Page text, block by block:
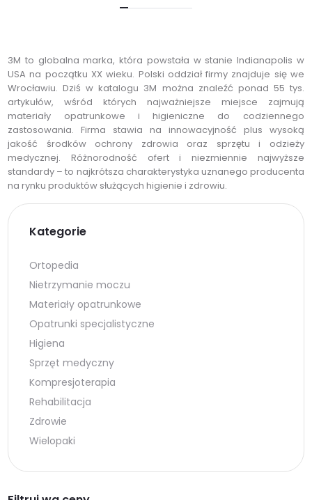
3M to globalna marka, która powstała w stanie Indianapolis w
USA na początku XX wieku. Polski oddział firmy znajduje się we
Wrocławiu. Dziś w katalogu 3M można znaleźć ponad 55 tys.
artykułów, wśród których najważniejsze miejsce zajmują
materiały opatrunkowe i higieniczne do codziennego
zastosowania. Firma stawia na innowacyjność plus wysoką
jakość środków ochrony zdrowia oraz sprzętu i odzieży
medycznej. Różnorodność ofert i niezmiennie najwyższe
standardy – to najkrótsza charakterystyka uznanego producenta
na rynku produktów służących higienie i zdrowiu.
Kategorie
Ortopedia
Nietrzymanie moczu
Materiały opatrunkowe
Opatrunki specjalistyczne
Higiena
Sprzęt medyczny
Kompresjoterapia
Rehabilitacja
Zdrowie
Wielopaki